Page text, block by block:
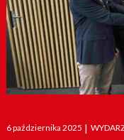
Posted
on
6 października 2025 |